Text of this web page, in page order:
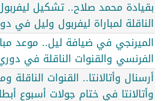
بقيادة محمد صلاح.. تشكيل
الناقلة لمباراة ليفربول وليل في
الميرنجي في ضيافة ليل.. موعد
الفرنسي والقنوات الناقلة في
أرسنال وأتالانتا.. القنوات الناقلة
وأتالانتا في ختام جولات أسبوع